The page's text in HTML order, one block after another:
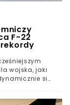
F-22
wojska, jaki
się